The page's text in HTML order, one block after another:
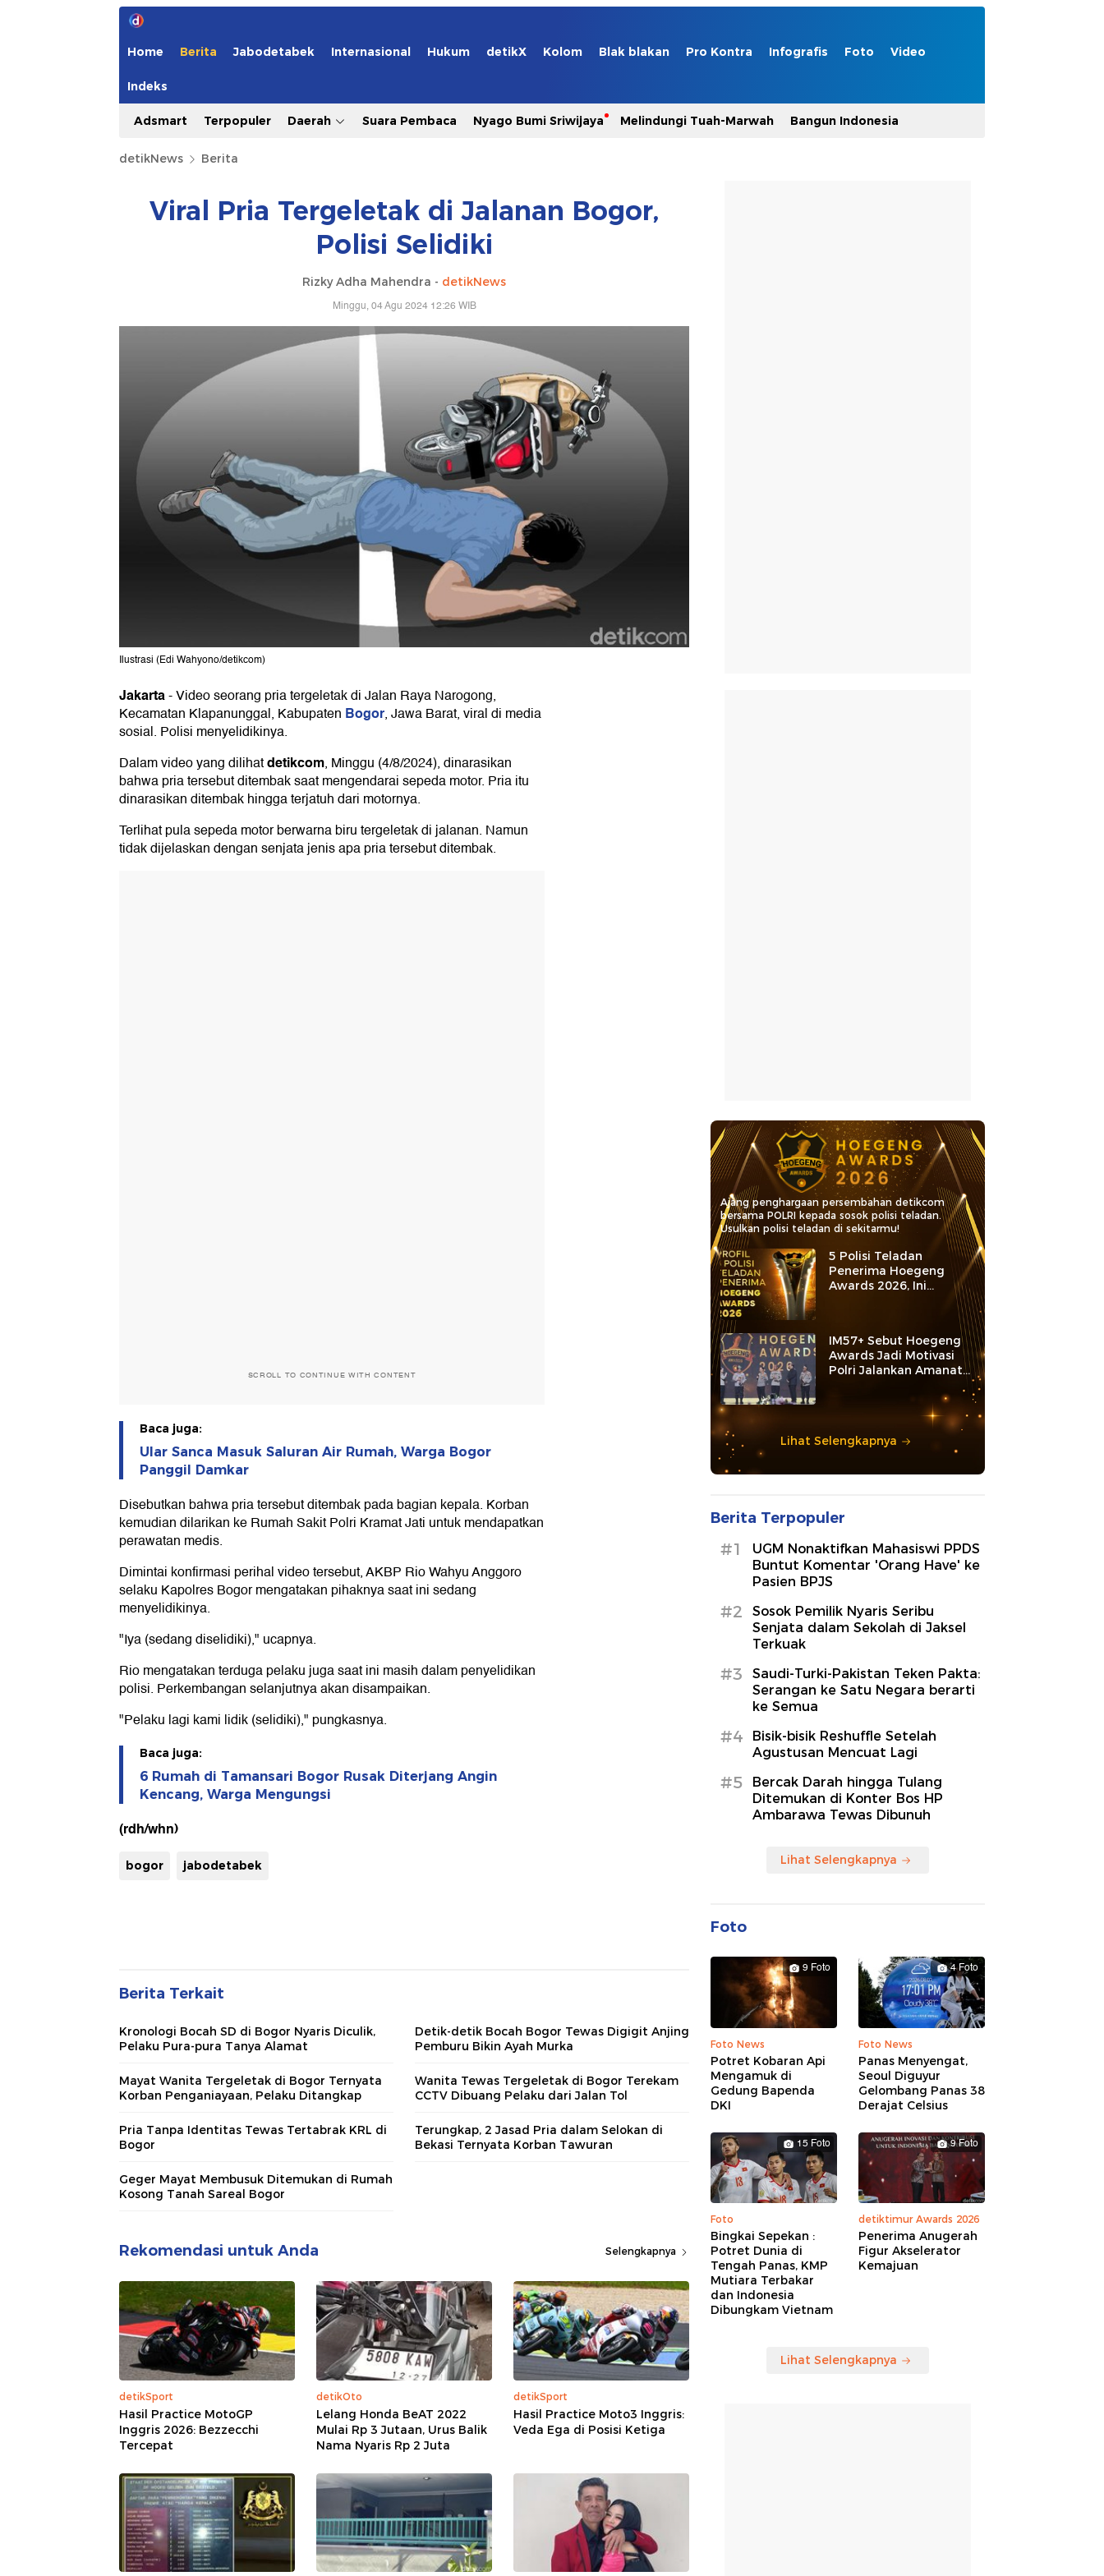
Home Berita Jabodetabek Internasional Hukum detikX Kolom Blak blakan Pro Kontra Infografis Foto Video
Indeks
Adsmart Terpopuler Daerah Suara Pembaca Nyago Bumi Sriwijaya Melindungi Tuah-Marwah Bangun Indonesia
detikNews Berita
Viral Pria Tergeletak di Jalanan Bogor,
Polisi Selidiki
Rizky Adha Mahendra - detikNews
Minggu, 04 Agu 2024 12:26 WIB
Ilustrasi (Edi Wahyono/detikcom)
Jakarta-Video seorang pria tergeletak di Jalan Raya Narogong,
Kecamatan Klapanunggal, Kabupaten Bogor, Jawa Barat, viral di media
sosial. Polisi menyelidikinya.
Dalam video yang dilihatdetikcom, Minggu (4/8/2024), dinarasikan
bahwa pria tersebut ditembak saat mengendarai sepeda motor. Pria itu
dinarasikan ditembak hingga terjatuh dari motornya.
Terlihat pula sepeda motor berwarna biru tergeletak di jalanan. Namun
tidak dijelaskan dengan senjata jenis apa pria tersebut ditembak.
SCROLL TO CONTINUE WITH CONTENT
Baca juga:
Ular Sanca Masuk Saluran Air Rumah, Warga Bogor
Panggil Damkar
Disebutkan bahwa pria tersebut ditembak pada bagian kepala. Korban
kemudian dilarikan ke Rumah Sakit Polri Kramat Jati untuk mendapatkan
perawatan medis.
Dimintai konfirmasi perihal video tersebut, AKBP Rio Wahyu Anggoro
selaku Kapolres Bogor mengatakan pihaknya saat ini sedang
menyelidikinya.
"Iya (sedang diselidiki)," ucapnya.
Rio mengatakan terduga pelaku juga saat ini masih dalam penyelidikan
polisi. Perkembangan selanjutnya akan disampaikan.
"Pelaku lagi kami lidik (selidiki)," pungkasnya.
Baca juga:
6 Rumah di Tamansari Bogor Rusak Diterjang Angin
Kencang, Warga Mengungsi
(rdh/whn)
bogor jabodetabek
Berita Terkait
Kronologi Bocah SD di Bogor Nyaris Diculik,
Pelaku Pura-pura Tanya Alamat
Detik-detik Bocah Bogor Tewas Digigit Anjing
Pemburu Bikin Ayah Murka
Mayat Wanita Tergeletak di Bogor Ternyata
Korban Penganiayaan, Pelaku Ditangkap
Wanita Tewas Tergeletak di Bogor Terekam
CCTV Dibuang Pelaku dari Jalan Tol
Pria Tanpa Identitas Tewas Tertabrak KRL di
Bogor
Terungkap, 2 Jasad Pria dalam Selokan di
Bekasi Ternyata Korban Tawuran
Geger Mayat Membusuk Ditemukan di Rumah
Kosong Tanah Sareal Bogor
Rekomendasi untuk Anda Selengkapnya
detikSport
Hasil Practice MotoGP
Inggris 2026: Bezzecchi
Tercepat
detikOto
Lelang Honda BeAT 2022
Mulai Rp 3 Jutaan, Urus Balik
Nama Nyaris Rp 2 Juta
detikSport
Hasil Practice Moto3 Inggris:
Veda Ega di Posisi Ketiga
Ajang penghargaan persembahan detikcom
bersama POLRI kepada sosok polisi teladan.
Usulkan polisi teladan di sekitarmu!
5 Polisi Teladan
Penerima Hoegeng
Awards 2026, Ini
Kategori dan Kiprahnya
IM57+ Sebut Hoegeng
Awards Jadi Motivasi
Polri Jalankan Amanat
Lihat Selengkapnya
Berita Terpopuler
#1
UGM Nonaktifkan Mahasiswi PPDS
Buntut Komentar 'Orang Have' ke
Pasien BPJS
#2
Sosok Pemilik Nyaris Seribu
Senjata dalam Sekolah di Jaksel
Terkuak
#3
Saudi-Turki-Pakistan Teken Pakta:
Serangan ke Satu Negara berarti
ke Semua
#4
Bisik-bisik Reshuffle Setelah
Agustusan Mencuat Lagi
#5
Bercak Darah hingga Tulang
Ditemukan di Konter Bos HP
Ambarawa Tewas Dibunuh
Lihat Selengkapnya
Foto
9 Foto
Foto News
Potret Kobaran Api
Mengamuk di
Gedung Bapenda
DKI
4 Foto
Foto News
Panas Menyengat,
Seoul Diguyur
Gelombang Panas 38
Derajat Celsius
15 Foto
Foto
Bingkai Sepekan :
Potret Dunia di
Tengah Panas, KMP
Mutiara Terbakar
dan Indonesia
Dibungkam Vietnam
9 Foto
detiktimur Awards 2026
Penerima Anugerah
Figur Akselerator
Kemajuan
Lihat Selengkapnya